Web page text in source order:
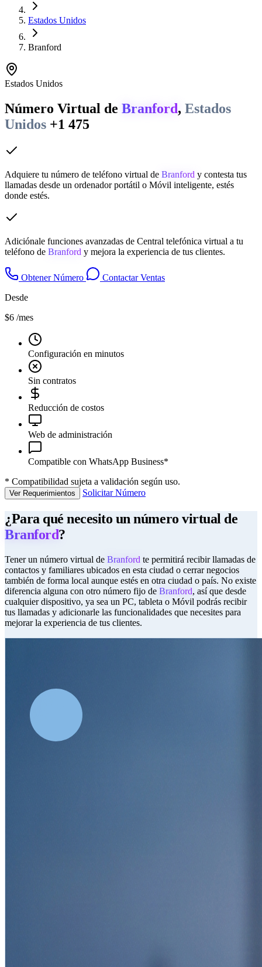
Estados Unidos
Branford
Estados Unidos
Número Virtual de Branford, Estados
Unidos +1 475
Adquiere tu número de teléfono virtual de Branford y contesta tus
llamadas desde un ordenador portátil o Móvil inteligente, estés
donde estés.
Adiciónale funciones avanzadas de Central telefónica virtual a tu
teléfono de Branford y mejora la experiencia de tus clientes.
Obtener Número
Contactar Ventas
Desde
$6 /mes
Configuración en minutos
Sin contratos
Reducción de costos
Web de administración
Compatible con WhatsApp Business*
* Compatibilidad sujeta a validación según uso.
Ver Requerimientos Solicitar Número
¿Para qué necesito un número virtual de
Branford?
Tener un número virtual de Branford te permitirá recibir llamadas de
contactos y familiares ubicados en esta ciudad o cerrar negocios
también de forma local aunque estés en otra ciudad o país. No existe
diferencia alguna con otro número fijo de Branford, así que desde
cualquier dispositivo, ya sea un PC, tableta o Móvil podrás recibir
tus llamadas y adicionarle las funcionalidades que necesites para
mejorar la experiencia de tus clientes.